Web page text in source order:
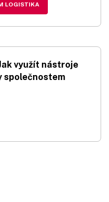
LOGISTIKA
využít nástroje
společnostem